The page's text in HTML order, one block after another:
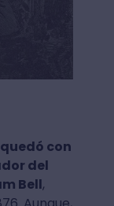
con
del
Bell,